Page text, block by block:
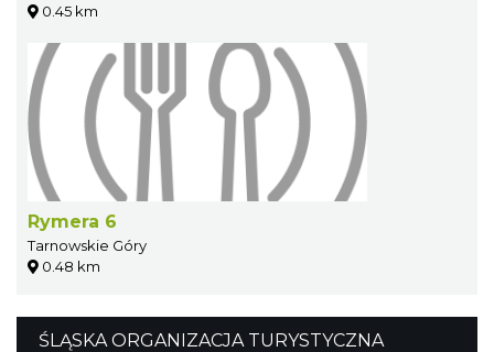
0.45 km
Rymera 6
Tarnowskie Góry
0.48 km
ŚLĄSKA ORGANIZACJA TURYSTYCZNA